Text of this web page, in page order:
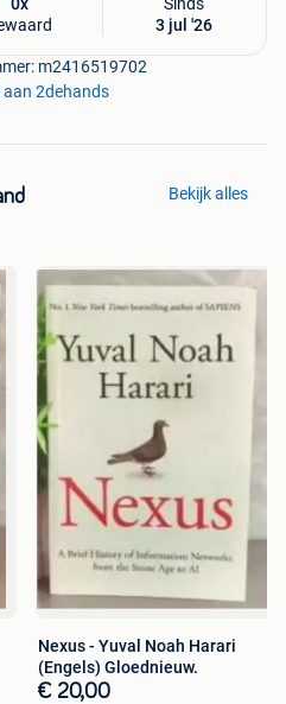
3 jul '26
m2416519702
aan 2dehands
Bekijk alles
Nexus - Yuval Noah Harari
(Engels) Gloednieuw.
€ 20,00